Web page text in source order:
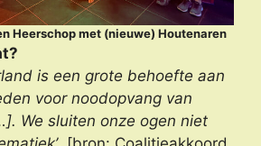
Heerschop met (nieuwe) Houtenaren
is een grote behoefte aan
voor noodopvang van
We sluiten onze ogen niet